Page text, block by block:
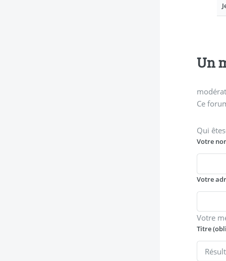
Un
Ce
Qui
Votre
Votre
Votre
Titre